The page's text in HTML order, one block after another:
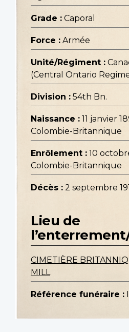
Grade : Caporal
Force : Armée
Unité/Régiment :
(Central Ontario
Division : 54th Bn.
Naissance : 11 janvier
Colombie-Britannique
Enrôlement : 10
Colombie-Britannique
Décès : 2 septembre
Lieu de
CIMETIÈRE
MILL
Référence funéraire :